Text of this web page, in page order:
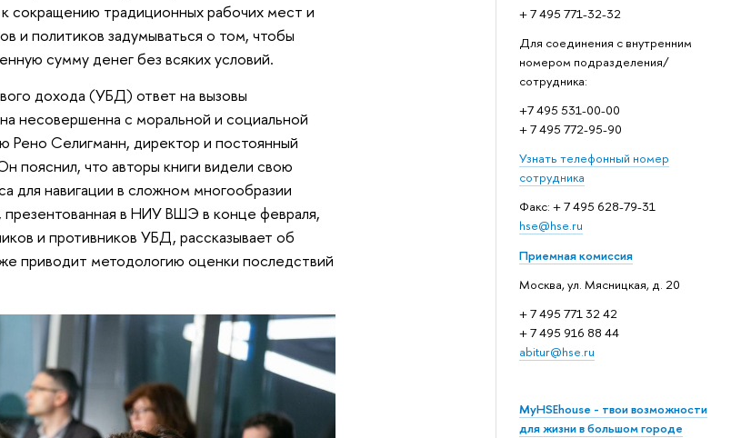
+ 7 495 771-32-32
Для соединения с внутренним
номером подразделения/
сотрудника:
+7 495 531-00-00
+ 7 495 772-95-90
Узнать телефонный номер
сотрудника
Факс: + 7 495 628-79-31
hse@hse.ru
Приемная комиссия
Москва, ул. Мясницкая, д. 20
+ 7 495 771 32 42
+ 7 495 916 88 44
abitur@hse.ru
MyHSEhouse - твои возможности
для жизни в большом городе
сокращению традиционных рабочих мест и
и политиков задумываться о том, чтобы
сумму денег без всяких условий.
дохода (УБД) ответ на вызовы
несовершенна с моральной и социальной
Рено Селигманн, директор и постоянный
пояснил, что авторы книги видели свою
для навигации в сложном многообразии
в НИУ ВШЭ в конце февраля,
и противников УБД, рассказывает об
приводит методологию оценки последствий